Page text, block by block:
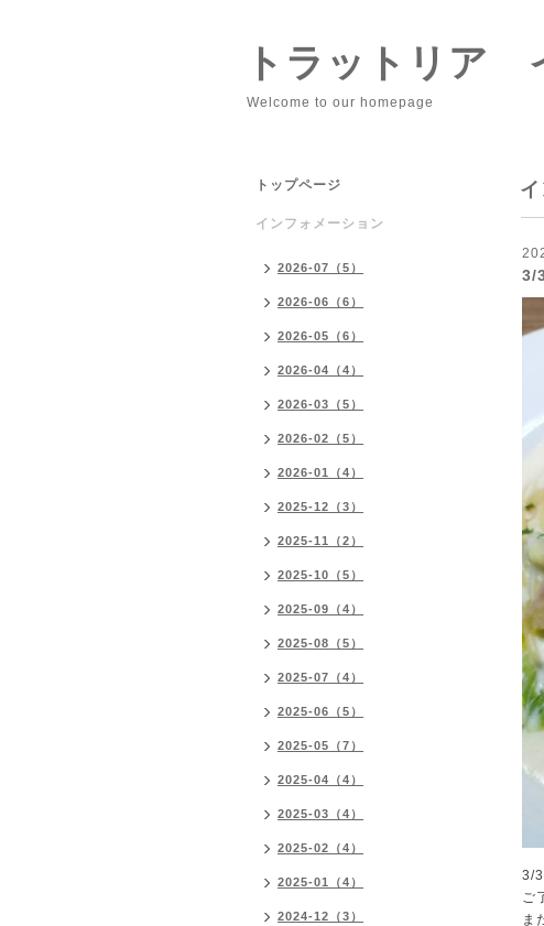
トラットリア
Welcome to our homepage
3/
3/
ご
ま
トップページ
インフォメーション
2026-07（5）
2026-06（6）
2026-05（6）
2026-04（4）
2026-03（5）
2026-02（5）
2026-01（4）
2025-12（3）
2025-11（2）
2025-10（5）
2025-09（4）
2025-08（5）
2025-07（4）
2025-06（5）
2025-05（7）
2025-04（4）
2025-03（4）
2025-02（4）
2025-01（4）
2024-12（3）